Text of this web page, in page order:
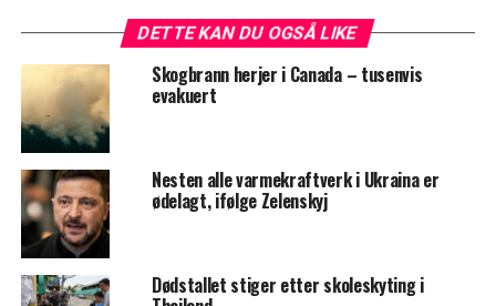
DETTE KAN DU OGSÅ LIKE
Skogbrann herjer i Canada – tusenvis
evakuert
Nesten alle varmekraftverk i Ukraina er
ødelagt, ifølge Zelenskyj
Dødstallet stiger etter skoleskyting i